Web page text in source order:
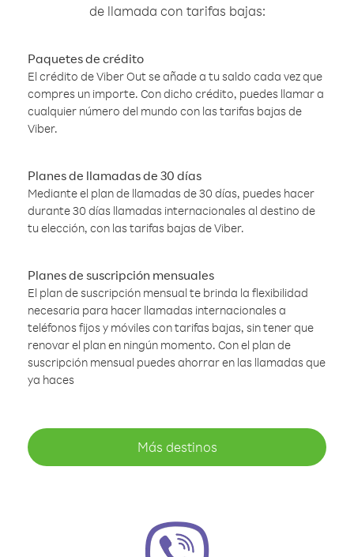
de llamada con tarifas bajas:
Paquetes de crédito
El crédito de Viber Out se añade a tu saldo cada vez que
compres un importe. Con dicho crédito, puedes llamar a
cualquier número del mundo con las tarifas bajas de
Viber.
Planes de llamadas de 30 días
Mediante el plan de llamadas de 30 días, puedes hacer
durante 30 días llamadas internacionales al destino de
tu elección, con las tarifas bajas de Viber.
Planes de suscripción mensuales
El plan de suscripción mensual te brinda la flexibilidad
necesaria para hacer llamadas internacionales a
teléfonos fijos y móviles con tarifas bajas, sin tener que
renovar el plan en ningún momento. Con el plan de
suscripción mensual puedes ahorrar en las llamadas que
ya haces
Más destinos